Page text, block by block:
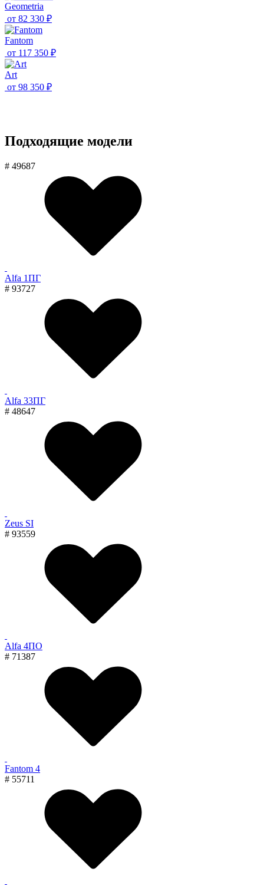
Geometria
от 82 330 ₽
Fantom
от 117 350 ₽
Art
от 98 350 ₽
Подходящие модели
# 49687
Alfa 1ПГ
# 93727
Alfa 33ПГ
# 48647
Zeus SI
# 93559
Alfa 4ПО
# 71387
Fantom 4
# 55711